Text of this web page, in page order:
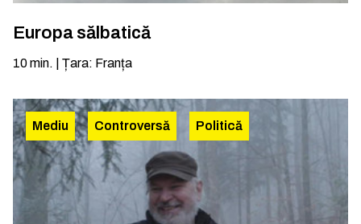
Europa sălbatică
10min. Țara: Franța
Mediu Controversă Politică